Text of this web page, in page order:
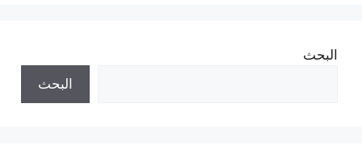
البحث
البحث